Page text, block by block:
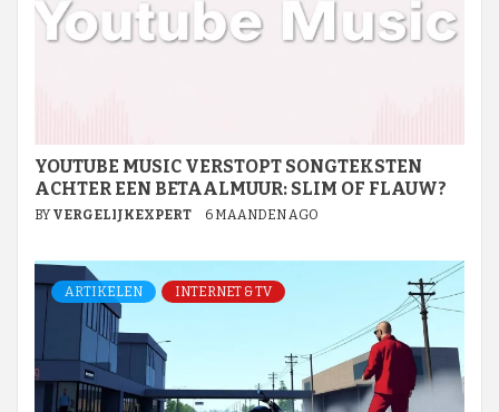
YOUTUBE MUSIC VERSTOPT SONGTEKSTEN
ACHTER EEN BETAALMUUR: SLIM OF FLAUW?
BY VERGELIJKEXPERT 6 MAANDEN AGO
ARTIKELEN INTERNET & TV